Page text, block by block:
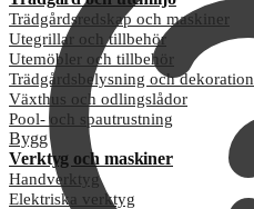
Trädgårdsredskap och maskiner
Utegrillar och tillbehör
Utemöbler och tillbehör
Trädgårdsbelysning och dekoration
Växthus och odlingslådor
Pool- och spautrustning
Bygg
Verktyg och maskiner
Handverktyg
Elektriska verktyg